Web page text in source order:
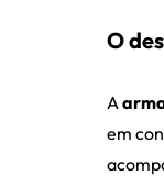
O
A
em